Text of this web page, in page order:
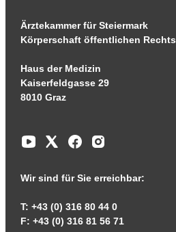
Ärztekammer für Steiermark
Körperschaft öffentlichen Rechts
Haus der Medizin
Kaiserfeldgasse 29
8010 Graz
Wir sind für Sie erreichbar:
T: +43 (0) 316 80 44 0
F: +43 (0) 316 81 56 71